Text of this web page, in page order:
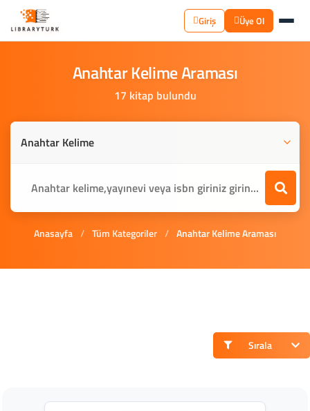
Giriş Üye Ol
AnahtarKelimeAraması
17 kitap bulundu
Anasayfa / Tüm Kategoriler / Anahtar Kelime Araması
Sırala